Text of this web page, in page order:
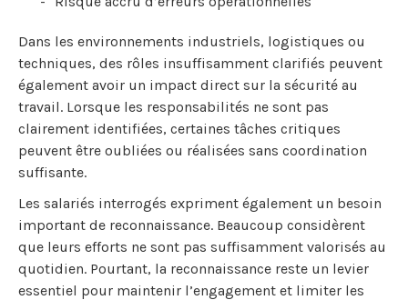
Dans les environnements industriels, logistiques ou
techniques, des rôles insuffisamment clarifiés peuvent
également avoir un impact direct sur la sécurité au
travail. Lorsque les responsabilités ne sont pas
clairement identifiées, certaines tâches critiques
peuvent être oubliées ou réalisées sans coordination
suffisante.
Les salariés interrogés expriment également un besoin
important de reconnaissance. Beaucoup considèrent
que leurs efforts ne sont pas suffisamment valorisés au
quotidien. Pourtant, la reconnaissance reste un levier
essentiel pour maintenir l’engagement et limiter les